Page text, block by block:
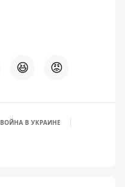
😆 😡
ВОЙНА В УКРАИНЕ